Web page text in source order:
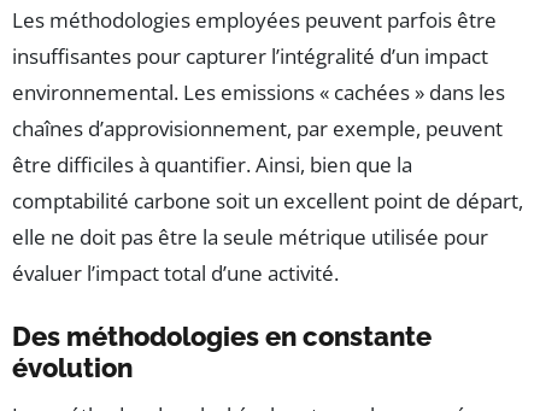
Les méthodologies employées peuvent parfois être
insuffisantes pour capturer l’intégralité d’un impact
environnemental. Les emissions « cachées » dans les
chaînes d’approvisionnement, par exemple, peuvent
être difficiles à quantifier. Ainsi, bien que la
comptabilité carbone soit un excellent point de départ,
elle ne doit pas être la seule métrique utilisée pour
évaluer l’impact total d’une activité.
Des méthodologies en constante
évolution